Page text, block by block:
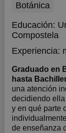
Botánica
Educación:
Compostela
Experiencia:
Graduado en
hasta
una atención
decidiendo
y en qué parte
de enseñanza